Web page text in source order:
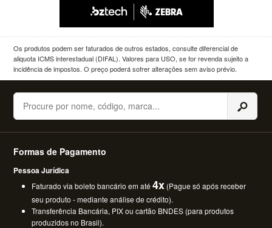
Os produtos podem ser faturados de outros estados, consulte diferencial de
aliquota ICMS interestadual (DIFAL). Valores para USO, se for revenda sujeito a
incidência de impostos. O preço poderá sofrer alterações sem aviso prévio.
Buscar
Formas de Pagamento
Pessoa Jurídica
Faturado via boleto bancário em até4x (Pague só após receber
seu produto - mediante análise de crédito).
Transferência Bancária, PIX ou cartão BNDES (para produtos
produzidos no Brasil).